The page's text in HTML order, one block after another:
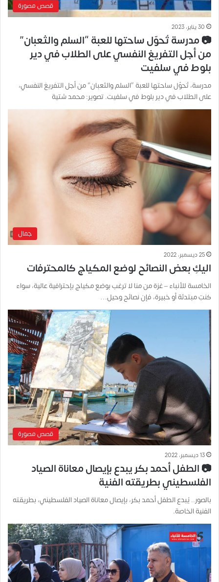
قصص مصورة
30 يناير، 2023
📷 مدرسة تُحوّل ساحتها للعبة “السلم والثعبان”
من أجل التفريغ النفسي على الطلاب في دير
بلوط في سلفيت
مدرسة، تُحوّل ساحتها للعبة “السلم والثعبان” من أجل التفريغ النفسي،
على الطلاب في دير بلوط في سلفيت. تصوير: محمد شتية
جمال
25 ديسمبر، 2022
اليكِ بعض النصائح لوضع المكياج كالمحترفات
الخامسة للأنباء – غزة من منا لا ترغب بوضع مكياج بإحترافية عالية، سواء
كنتِ مبتدئة أو خبيرة، فإن نصائح وحيل…
قصص مصورة
13 ديسمبر، 2022
📷 الطفل أحمد بكر يبدع بإيصال معاناة الصياد
الفلسطيني بطريقته الفنية
بالصور.. يُبدع الطفل أحمد بكر، بإيصال معاناة الصياد الفلسطيني، بطريقته
الفنية الخاصة.